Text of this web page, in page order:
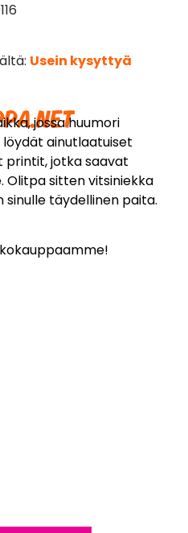
jossa huumori
ainutlaatuiset
printit, jotka saavat
Olitpa sitten vitsiniekka
täydellinen paita.
Usein kysyttyä